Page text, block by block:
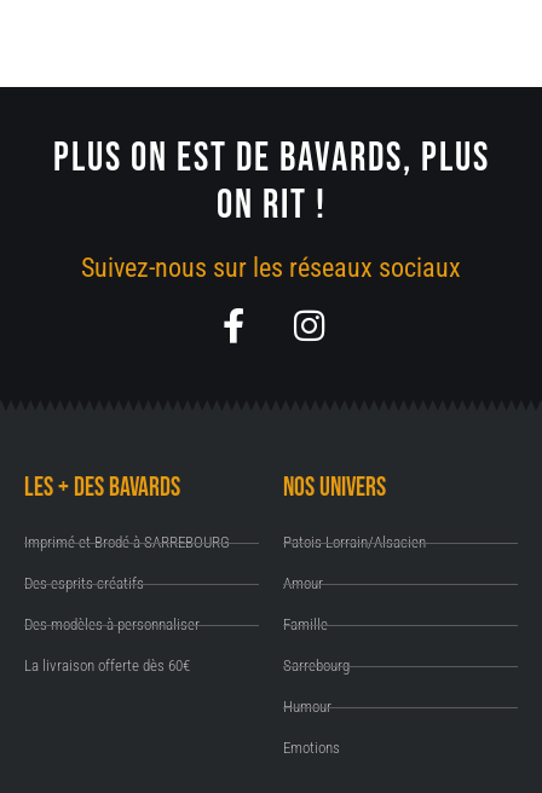
PLUS ON EST DE BAVARDS, PLUS
ON RIT !
Suivez-nous sur les réseaux sociaux
F
o
f
I
a
g
r
a
Les + des Bavards
Imprimé et Brodé à SARREBOURG
Des esprits créatifs
Des modèles à personnaliser
La livraison offerte dès 60€
Nos univers
Patois Lorrain/Alsacien
Amour
Famille
Sarrebourg
Humour
Emotions